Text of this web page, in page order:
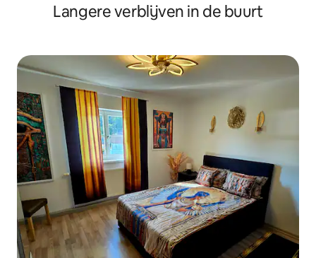
Langere verblijven in de buurt